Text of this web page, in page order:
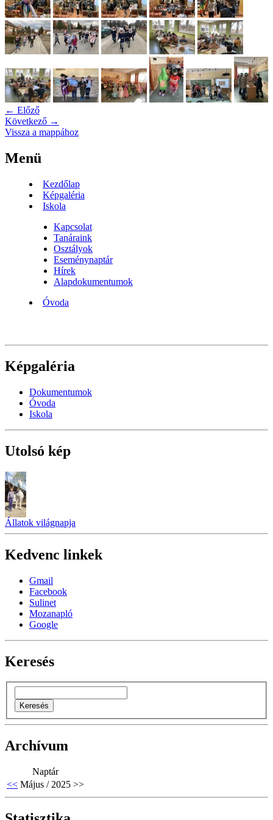
← Előző
Következő →
Vissza a mappához
Menü
Kezdőlap
Képgaléria
Iskola
Kapcsolat
Tanáraink
Osztályok
Eseménynaptár
Hírek
Alapdokumentumok
Óvoda
Képgaléria
Dokumentumok
Óvoda
Iskola
Utolsó kép
Állatok világnapja
Kedvenc linkek
Gmail
Facebook
Sulinet
Mozanapló
Google
Keresés
Archívum
Naptár
<< Május / 2025 >>